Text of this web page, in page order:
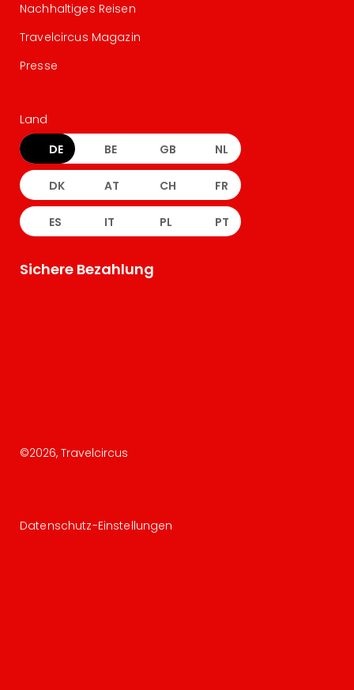
Nachhaltiges Reisen
Travelcircus Magazin
Presse
Land
DE BE GB NL
DK AT CH FR
ES IT PL PT
Sichere Bezahlung
©2026, Travelcircus
Datenschutz-Einstellungen